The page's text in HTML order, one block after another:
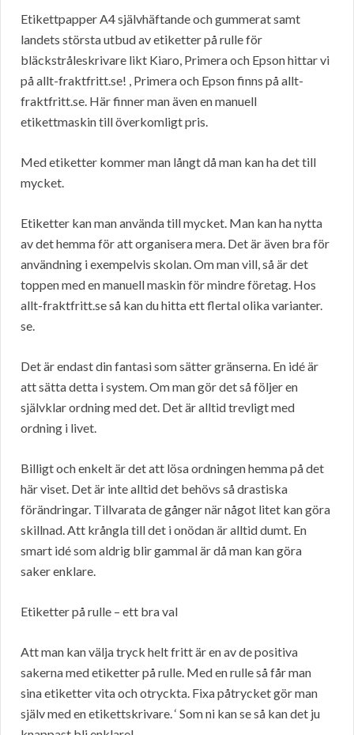
Etikettpapper A4 självhäftande och gummerat samt
landets största utbud av etiketter på rulle för
bläckstråleskrivare likt Kiaro, Primera och Epson hittar vi
på allt-fraktfritt.se! , Primera och Epson finns på allt-
fraktfritt.se. Här finner man även en manuell
etikettmaskin till överkomligt pris.
Med etiketter kommer man långt då man kan ha det till
mycket.
Etiketter kan man använda till mycket. Man kan ha nytta
av det hemma för att organisera mera. Det är även bra för
användning i exempelvis skolan. Om man vill, så är det
toppen med en manuell maskin för mindre företag. Hos
allt-fraktfritt.se så kan du hitta ett flertal olika varianter.
se.
Det är endast din fantasi som sätter gränserna. En idé är
att sätta detta i system. Om man gör det så följer en
självklar ordning med det. Det är alltid trevligt med
ordning i livet.
Billigt och enkelt är det att lösa ordningen hemma på det
här viset. Det är inte alltid det behövs så drastiska
förändringar. Tillvarata de gånger när något litet kan göra
skillnad. Att krångla till det i onödan är alltid dumt. En
smart idé som aldrig blir gammal är då man kan göra
saker enklare.
Etiketter på rulle – ett bra val
Att man kan välja tryck helt fritt är en av de positiva
sakerna med etiketter på rulle. Med en rulle så får man
sina etiketter vita och otryckta. Fixa påtrycket gör man
själv med en etikettskrivare. ‘ Som ni kan se så kan det ju